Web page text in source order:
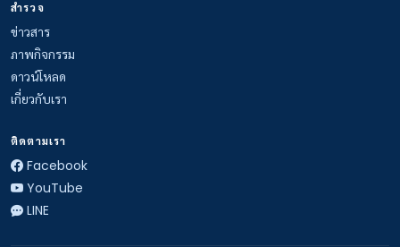
สำรวจ
ข่าวสาร
ภาพกิจกรรม
ดาวน์โหลด
เกี่ยวกับเรา
ติดตามเรา
Facebook
YouTube
LINE